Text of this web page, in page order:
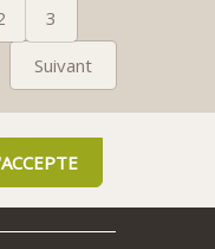
3
Suivant